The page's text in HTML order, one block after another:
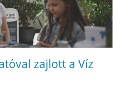
zajlott a Víz